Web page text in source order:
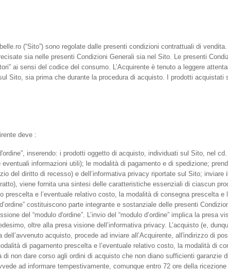
(“Sito”) sono regolate dalle presenti condizioni contrattuali di
sia nelle presenti Condizioni Generali sia nel Sito. Le presenti
ai sensi del codice del consumo. L’Acquirente è tenuto a leggere
Sito, sia prima che durante la procedura di acquisto. I prodotti
deve :
inserendo: i prodotti oggetto di acquisto, individuati sul Sito, nel
informazioni utili); le modalità di pagamento e di spedizione;
del diritto di recesso) e dell’informativa privacy riportate sul Sito; inviare
viene fornita una sintesi delle caratteristiche essenziali di ciascun
e l’eventuale relativo costo, la modalità di consegna prescelta
costituiscono parte integrante e sostanziale delle presenti
del “modulo d'ordine”. L’invio del “modulo d’ordine” implica la
oltre alla presa visione dell’informativa privacy. L’acquisto (e,
dell’avvenuto acquisto, procede ad inviare all’Acquirente, all'indirizzo di
di pagamento prescelta e l’eventuale relativo costo, la modalità di
non dare corso agli ordini di acquisto che non diano sufficienti
ad informare tempestivamente, comunque entro 72 ore della ricezione